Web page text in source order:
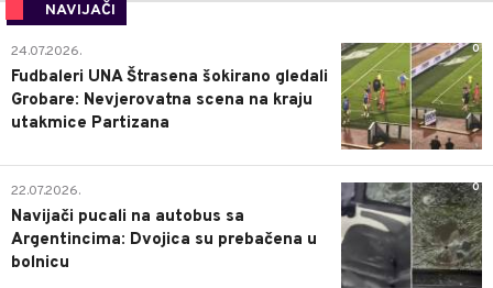
NAVIJAČI
0
24.07.2026.
Fudbaleri UNA Štrasena šokirano gledali
Grobare: Nevjerovatna scena na kraju
utakmice Partizana
0
22.07.2026.
Navijači pucali na autobus sa
Argentincima: Dvojica su prebačena u
bolnicu